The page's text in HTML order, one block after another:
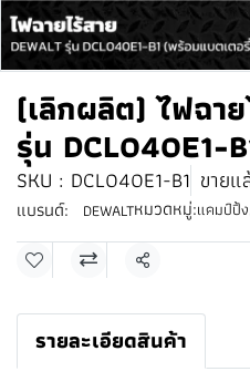
(เลิกผลิต) ไฟฉา
รุ่น DCL040E1-
SKU : DCL040E1-B1 ขาย
แบรนด์: DEWALTหมวดหมู่:แคมป์ปิ้ง
แชร์
รายละเอียดสินค้า